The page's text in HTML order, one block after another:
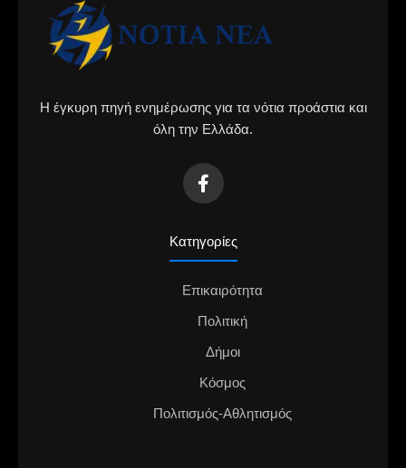
Η έγκυρη πηγή ενημέρωσης για τα νότια προάστια και
όλη την Ελλάδα.
Κατηγορίες
Επικαιρότητα
Πολιτική
Δήμοι
Κόσμος
Πολιτισμός-Αθλητισμός